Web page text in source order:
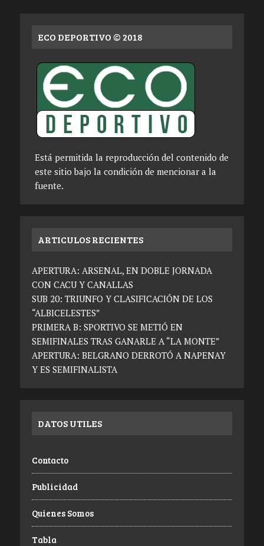
ECO DEPORTIVO © 2018
Está permitida la reproducción del contenido de
este sitio bajo la condición de mencionar a la
fuente.
ARTICULOS RECIENTES
APERTURA: ARSENAL, EN DOBLE JORNADA
CON CACU Y CANALLAS
SUB 20: TRIUNFO Y CLASIFICACIÓN DE LOS
“ALBICELESTES”
PRIMERA B: SPORTIVO SE METIÓ EN
SEMIFINALES TRAS GANARLE A “LA MONTE”
APERTURA: BELGRANO DERROTÓ A NAPENAY
Y ES SEMIFINALISTA
DATOS UTILES
Contacto
Publicidad
Quienes Somos
Tabla